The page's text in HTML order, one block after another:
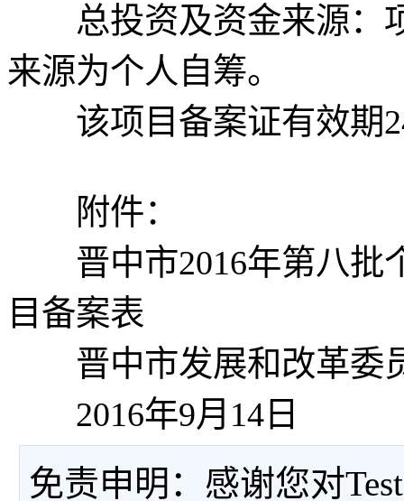
总投资及资金来源：项
来源为个人自筹。
该项目备案证有效期
附件：
晋中市2016年第八批
目备案表
晋中市发展和改革委
2016年9月14日
免责申明：感谢您对